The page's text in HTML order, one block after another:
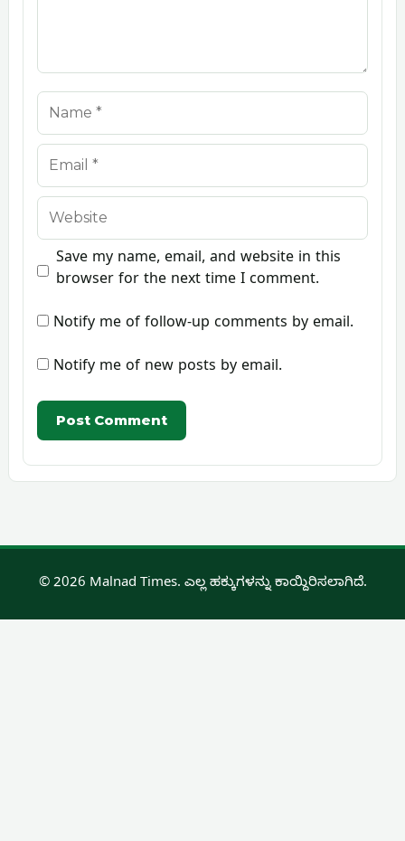
Name
Email
Website
Save my name, email, and website in this
browser for the next time I comment.
Notify me of follow-up comments by email.
Notify me of new posts by email.
© 2026 Malnad Times. ಎಲ್ಲ ಹಕ್ಕುಗಳನ್ನು ಕಾಯ್ದಿರಿಸಲಾಗಿದೆ.